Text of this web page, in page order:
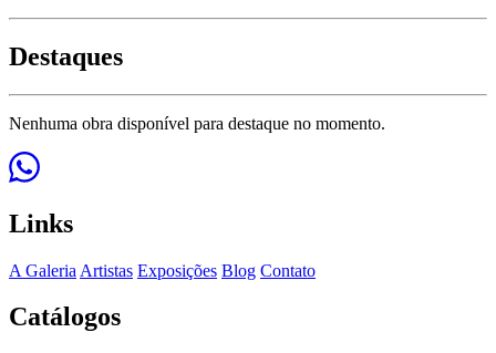
Destaques
Nenhuma obra disponível para destaque no momento.
Links
A Galeria Artistas Exposições Blog Contato
Catálogos